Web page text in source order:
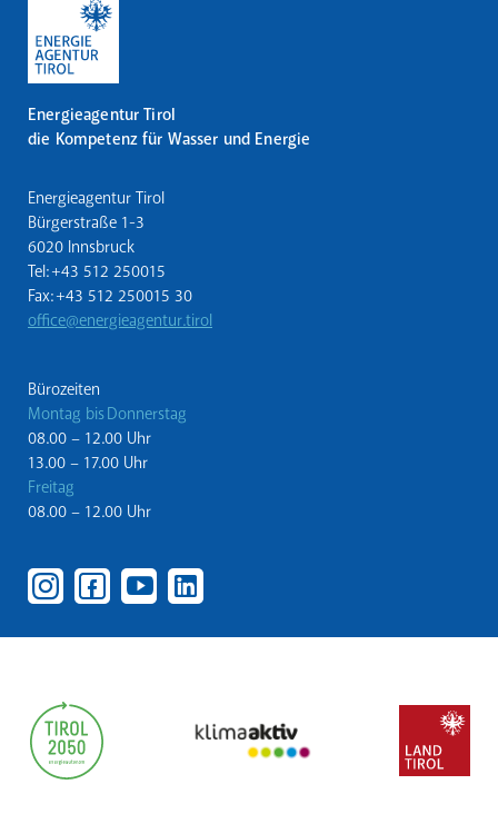
Energieagentur Tirol
die Kompetenz für Wasser und Energie
Energieagentur Tirol
Bürgerstraße 1-3
6020 Innsbruck
Tel: +43 512 250015
Fax: +43 512 250015 30
office@energieagentur.tirol
Bürozeiten
Montag bis Donnerstag
08.00 – 12.00 Uhr
13.00 – 17.00 Uhr
Freitag
08.00 – 12.00 Uhr